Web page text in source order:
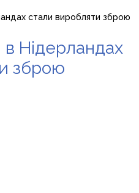
стали виробляти зброю
в Нідерландах
зброю